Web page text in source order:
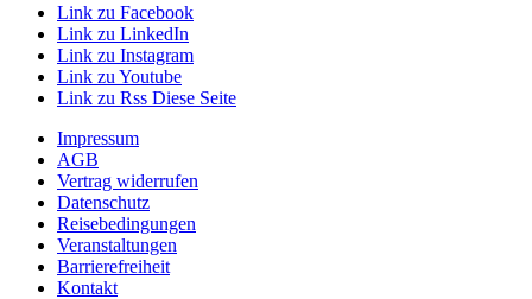
Link zu Facebook
Link zu LinkedIn
Link zu Instagram
Link zu Youtube
Link zu Rss Diese Seite
Impressum
AGB
Vertrag widerrufen
Datenschutz
Reisebedingungen
Veranstaltungen
Barrierefreiheit
Kontakt